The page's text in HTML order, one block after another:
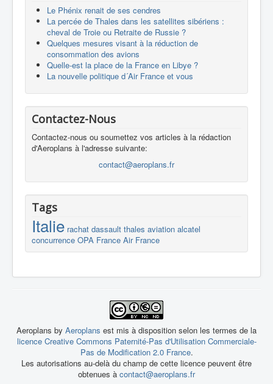
Le Phénix renait de ses cendres
La percée de Thales dans les satellites sibériens :
cheval de Troie ou Retraite de Russie ?
Quelques mesures visant à la réduction de
consommation des avions
Quelle-est la place de la France en Libye ?
La nouvelle politique d´Air France et vous
Contactez-Nous
Contactez-nous ou soumettez vos articles à la rédaction
d'Aeroplans à l'adresse suivante:
contact@aeroplans.fr
Tags
Italie rachat dassault thales aviation alcatel
concurrence OPA France Air France
Aeroplans by Aeroplans est mis à disposition selon les termes de la
licence Creative Commons Paternité-Pas d'Utilisation Commerciale-
Pas de Modification 2.0 France.
Les autorisations au-delà du champ de cette licence peuvent être
obtenues à contact@aeroplans.fr